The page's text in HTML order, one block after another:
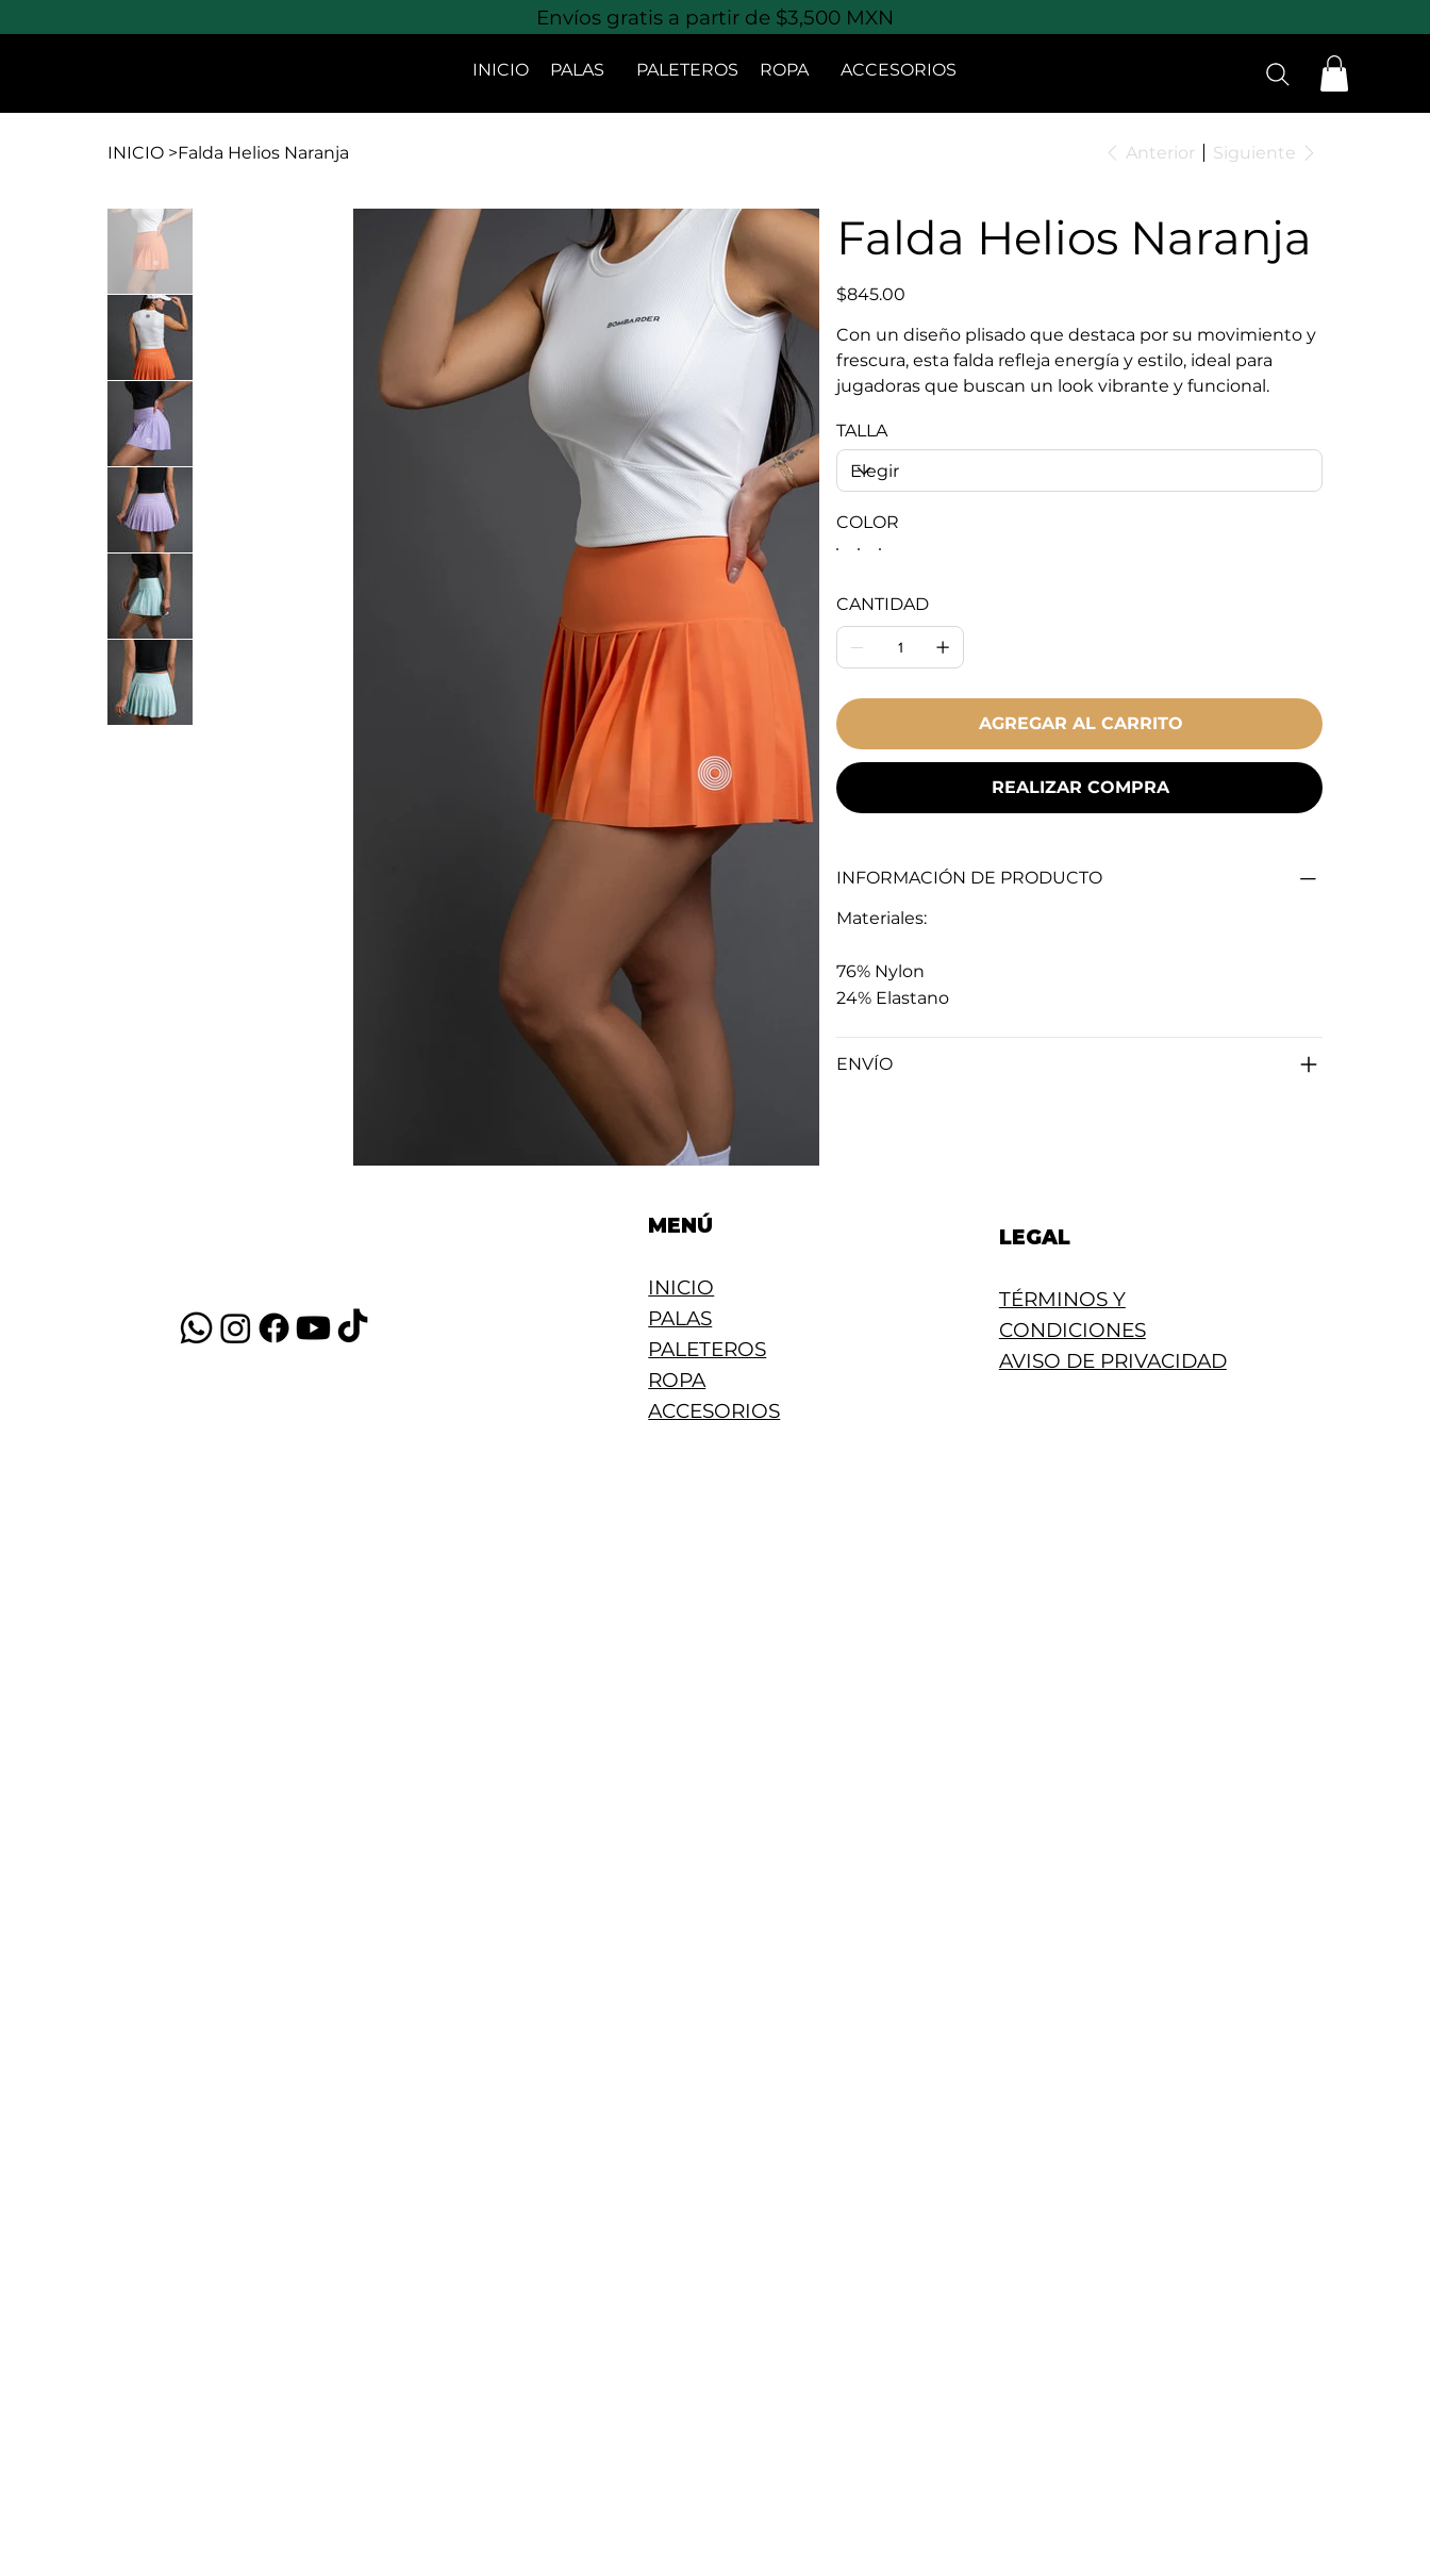
Envíos gratis a partir de $3,500 MXN
INICIO PALAS PALETEROS ROPA ACCESORIOS
INICIO >Falda Helios Naranja Anterior Siguiente
Falda Helios Naranja
Precio
$845.00
Con un diseño plisado que destaca por su movimiento y
frescura, esta falda refleja energía y estilo, ideal para
jugadoras que buscan un look vibrante y funcional.
TALLA
COLOR
CANTIDAD
AGREGAR AL CARRITO
REALIZAR COMPRA
INFORMACIÓN DE PRODUCTO
Materiales:
76% Nylon
24% Elastano
ENVÍO
MENÚ
INICIO
PALAS
PALETEROS
ROPA
ACCESORIOS
LEGAL
TÉRMINOS Y
CONDICIONES
AVISO DE PRIVACIDAD